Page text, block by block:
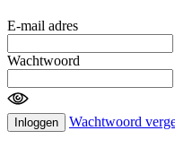
E-mail adres
Wachtwoord
Inloggen Wachtwoord